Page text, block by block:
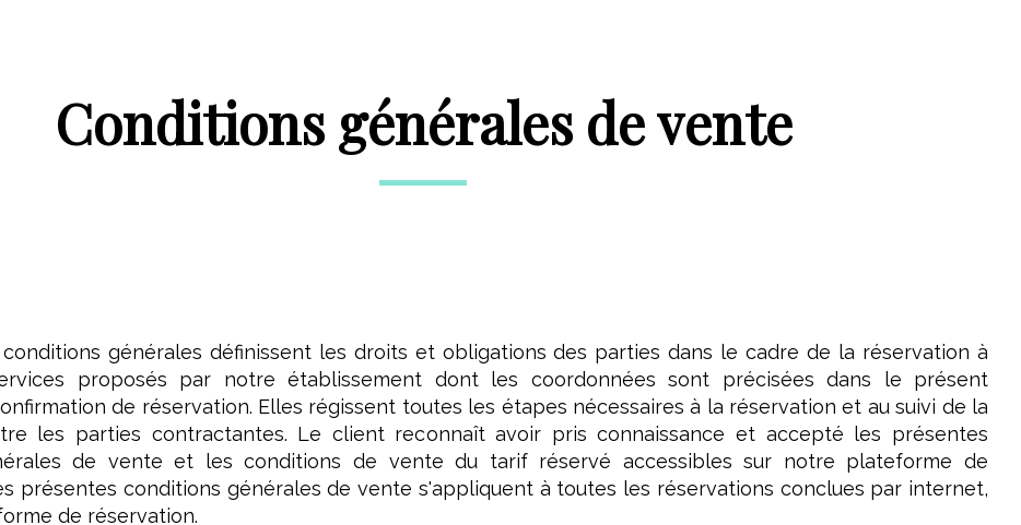
Conditions générales de vente
générales définissent les droits et obligations des parties dans le cadre de la réservation à
proposés par notre établissement dont les coordonnées sont précisées dans le présent
de réservation. Elles régissent toutes les étapes nécessaires à la réservation et au suivi de la
les parties contractantes. Le client reconnaît avoir pris connaissance et accepté les présentes
de vente et les conditions de vente du tarif réservé accessibles sur notre plateforme de
présentes conditions générales de vente s'appliquent à toutes les réservations conclues par internet,
de réservation.